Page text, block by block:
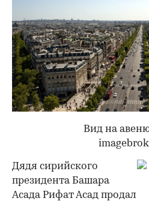
Вид на
Дядя сирийского
президента Башара
Асада Рифат Асад продал